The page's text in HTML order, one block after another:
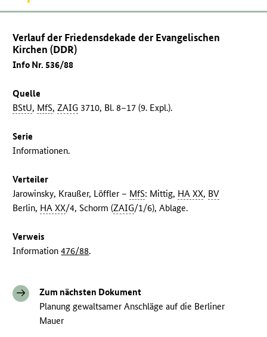
Verlauf der Friedensdekade der Evangelischen
Kirchen (DDR)
Info Nr. 536/88
Quelle
BStU, MfS,ZAIG 3710, Bl. 8–17 (9. Expl.).
Serie
Informationen.
Verteiler
Jarowinsky, Kraußer, Löffler – MfS: Mittig, HA XX, BV
Berlin, HA XX/4, Schorm (ZAIG/1/6), Ablage.
Verweis
Information476/88.
Zum nächsten Dokument
Planung gewaltsamer Anschläge auf die Berliner
Mauer